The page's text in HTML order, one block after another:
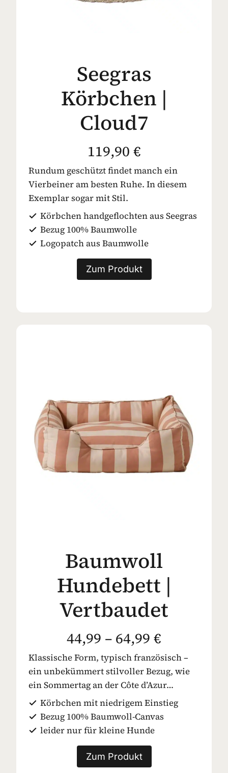
Seegras
Körbchen |
Cloud7
119,90 €
Rundum geschützt findet manch ein
Vierbeiner am besten Ruhe. In diesem
Exemplar sogar mit Stil.
Körbchen handgeflochten aus Seegras
Bezug 100% Baumwolle
Logopatch aus Baumwolle
Zum Produkt
Baumwoll
Hundebett |
Vertbaudet
44,99 – 64,99 €
Klassische Form, typisch französisch –
ein unbekümmert stilvoller Bezug, wie
ein Sommertag an der Côte d’Azur…
Körbchen mit niedrigem Einstieg
Bezug 100% Baumwoll-Canvas
leider nur für kleine Hunde
Zum Produkt